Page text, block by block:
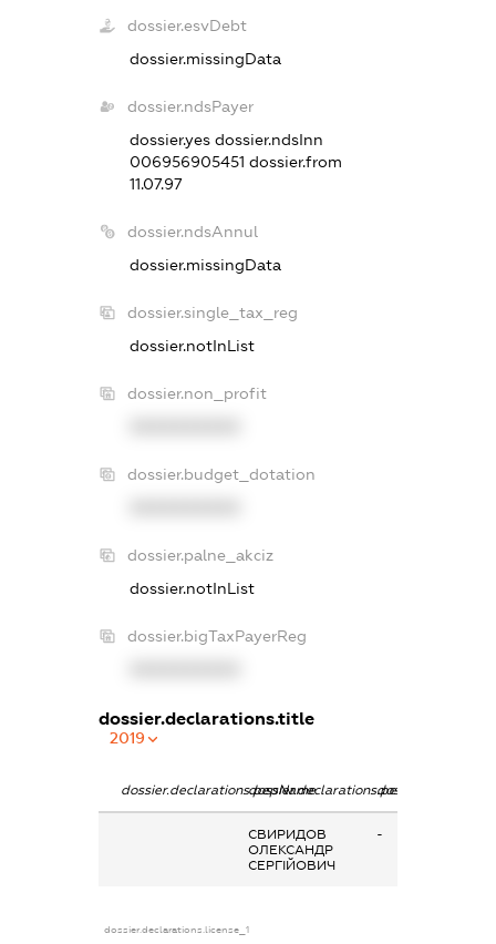
dossier.esvDebt
dossier.missingData
dossier.ndsPayer
dossier.yesdossier.ndsInn
006956905451dossier.from
11.07.97
dossier.ndsAnnul
dossier.missingData
dossier.single_tax_reg
dossier.notInList
dossier.non_profit
dossier.budget_dotation
dossier.palne_akciz
dossier.notInList
dossier.bigTaxPayerReg
dossier.declarations.title
2019
dossier.declarations.pepNamedossier.declarations.personName
СВИРИДОВ
ОЛЕКСАНДР
СЕРГІЙОВИЧ
-
dossier.declarations.license_1